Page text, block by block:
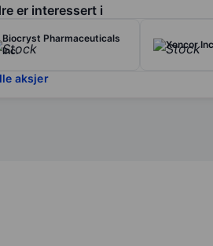
er interessert i
Biocryst Pharmaceuticals
Inc.
Xencor
aksjer